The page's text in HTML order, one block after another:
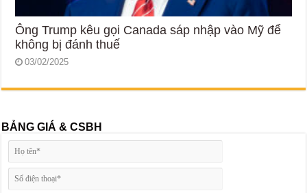
Ông Trump kêu gọi Canada sáp nhập vào Mỹ để
không bị đánh thuế
03/02/2025
BẢNG GIÁ & CSBH